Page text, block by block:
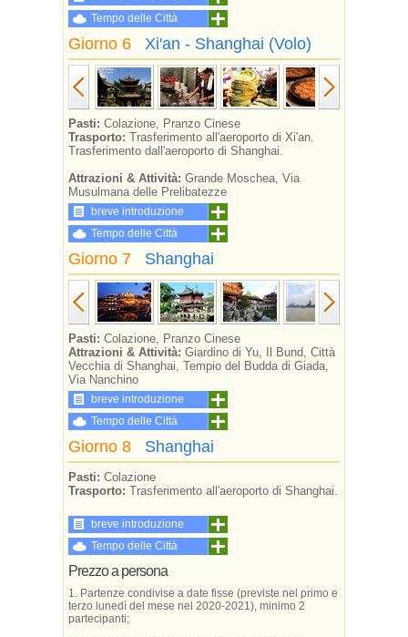
Tempo delle Città
Giorno 6 Xi'an - Shanghai (Volo)
Pasti: Colazione, Pranzo Cinese
Trasporto: Trasferimento all'aeroporto di Xi'an.
Trasferimento dall'aeroporto di Shanghai.
Attrazioni & Attività: Grande Moschea, Via
Musulmana delle Prelibatezze
breve introduzione
Tempo delle Città
Giorno 7 Shanghai
Pasti: Colazione, Pranzo Cinese
Attrazioni & Attività: Giardino di Yu, Il Bund, Città
Vecchia di Shanghai, Tempio del Budda di Giada,
Via Nanchino
breve introduzione
Tempo delle Città
Giorno 8 Shanghai
Pasti: Colazione
Trasporto: Trasferimento all'aeroporto di Shanghai.
breve introduzione
Tempo delle Città
Prezzo a persona
1. Partenze condivise a date fisse (previste nel primo e
terzo lunedì del mese nel 2020-2021), minimo 2
partecipanti;